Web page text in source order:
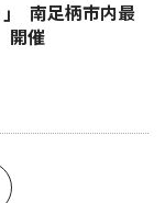
｣ 南足柄市内最
開催